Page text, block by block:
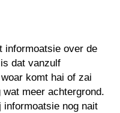
informoatsie over de
dat vanzulf
komt hai of zai
meer achtergrond.
informoatsie nog nait